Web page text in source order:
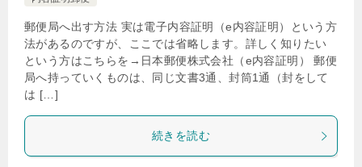
郵便局へ出す方法 実は電子内容証明（e内容証明）という方
法があるのですが、ここでは省略します。詳しく知りたい
という方はこちらを→日本郵便株式会社（e内容証明） 郵便
局へ持っていくものは、同じ文書3通、封筒1通（封をして
は […]
続きを読む